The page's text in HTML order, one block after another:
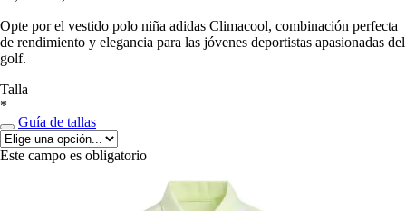
Opte por el vestido polo niña adidas Climacool, combinación perfecta
de rendimiento y elegancia para las jóvenes deportistas apasionadas del
golf.
Talla
*
Guía de tallas
Este campo es obligatorio